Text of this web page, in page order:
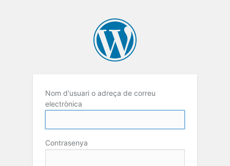
Nom d'usuari o adreça de correu
electrònica
Contrasenya